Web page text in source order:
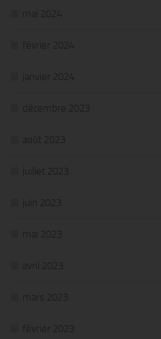
mai 2024
février 2024
janvier 2024
décembre 2023
août 2023
juillet 2023
juin 2023
mai 2023
avril 2023
mars 2023
février 2023